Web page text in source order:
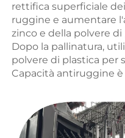
rettifica superficiale
ruggine e aumentare
zinco e della polvere di
Dopo la pallinatura,
Capacità antiruggine